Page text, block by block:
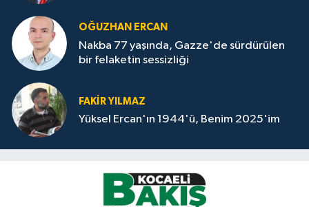
OĞUZHAN ERCAN
Nakba 77 yaşında, Gazze'de sürdürülen
bir felaketin sessizliği
FAKİR YILMAZ
Yüksel Ercan'ın 1944'ü, Benim 2025'im